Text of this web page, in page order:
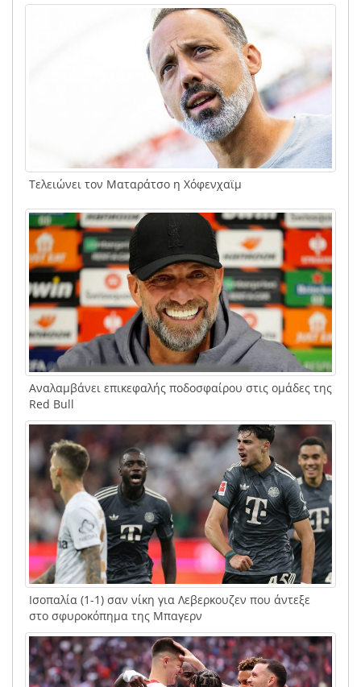
Τελειώνει τον Ματαράτσο η Χόφενχαϊμ
Αναλαμβάνει επικεφαλής ποδοσφαίρου στις ομάδες της
Red Bull
Ισοπαλία (1-1) σαν νίκη για Λεβερκουζεν που άντεξε
στο σφυροκόπημα της Μπαγερν